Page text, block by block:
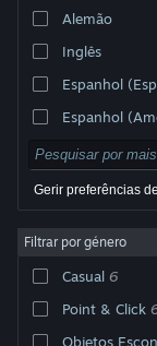
© Valve Corporation. Todos
respetivos proprietários nos
Acessibilidade
Acordo
Reembolsos|Cookies
Alemão
Inglês
Espanhol
Espanhol
Gerir preferências
Filtrar por género
Casual 6
Point & Click
Objetos